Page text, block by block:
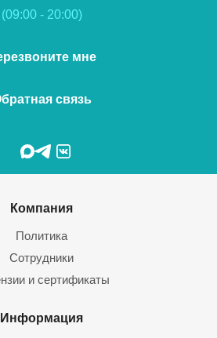
(09:00 - 20:00)
мне
связь
Компания
Политика
Сотрудники
и сертификаты
Информация